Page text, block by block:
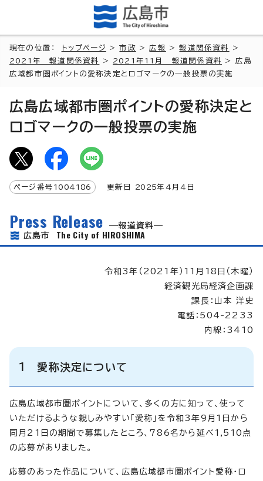
現在の位置： トップページ >市政 >広報 >報道関係資料
>
2021年 報道関係資料
> 2021年11月 報道関係資料
> 広島
広域都市圏ポイントの愛称決定とロゴマークの一般投票の実施
広島広域都市圏ポイントの愛称決定と
ロゴマークの一般投票の実施
ページ番号 1004186 更新日 2025年4月4日
Press Release
報道資料
広島市 The City of HIROSHIMA
令和3年（2021年）11月18日（木曜）
経済観光局経済企画課
課長：山本 洋史
電話：504-2233
内線：3410
1 愛称決定について
広島広域都市圏ポイントについて、多くの方に知って、使って
いただけるような親しみやすい「愛称」を令和3年9月1日から
同月21日の期間で募集したところ、786名から延べ1,510点
の応募がありました。
応募のあった作品について、広島広域都市圏ポイント愛称・ロ